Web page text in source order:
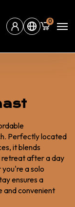
0
Perfectly located
it blends
retreat after a day
a solo
ensures a
and convenient